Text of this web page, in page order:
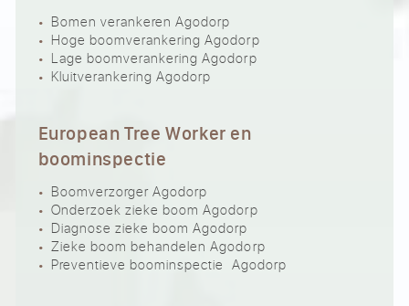
Bomen verankeren Agodorp
Hoge boomverankering Agodorp
Lage boomverankering Agodorp
Kluitverankering Agodorp
European Tree Worker en
boominspectie
Boomverzorger Agodorp
Onderzoek zieke boom Agodorp
Diagnose zieke boom Agodorp
Zieke boom behandelen Agodorp
Preventieve boominspectie Agodorp